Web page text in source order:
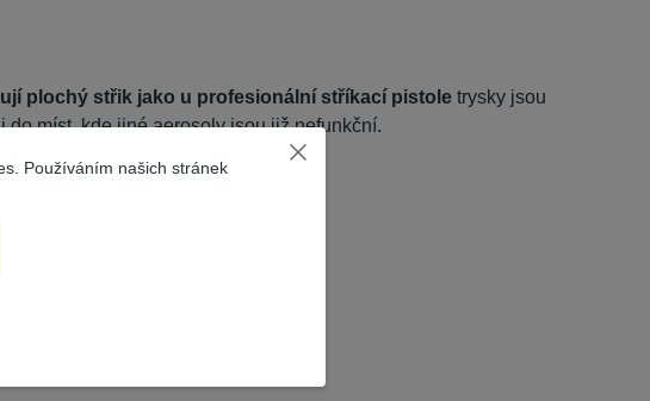
plochý střik jako u profesionální stříkací pistoletrysky jsou
do míst, kde jiné aerosoly jsou již nefunkční.
Používáním našich stránek